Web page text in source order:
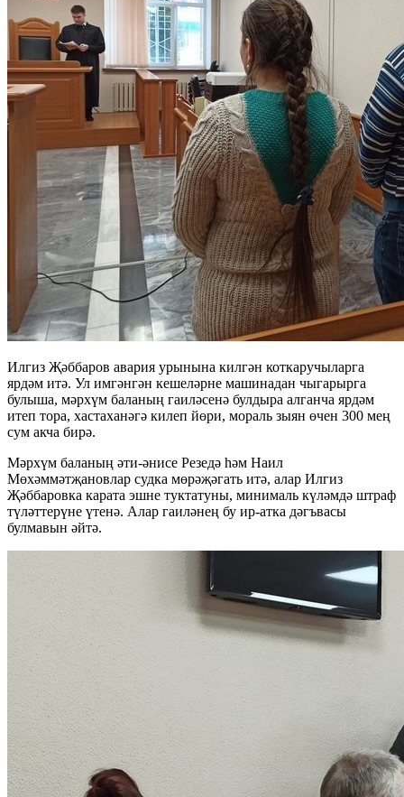
Илгиз Җәббаров авария урынына килгән коткаручыларга
ярдәм итә. Ул имгәнгән кешеләрне машинадан чыгарырга
булыша, мәрхүм баланың гаиләсенә булдыра алганча ярдәм
итеп тора, хастаханәгә килеп йөри, мораль зыян өчен 300 мең
сум акча бирә.
Мәрхүм баланың әти-әнисе Резедә һәм Наил
Мөхәммәтҗановлар судка мөрәҗәгать итә, алар Илгиз
Җәббаровка карата эшне туктатуны, минималь күләмдә штраф
түләттерүне үтенә. Алар гаиләнең бу ир-атка дәгъвасы
булмавын әйтә.